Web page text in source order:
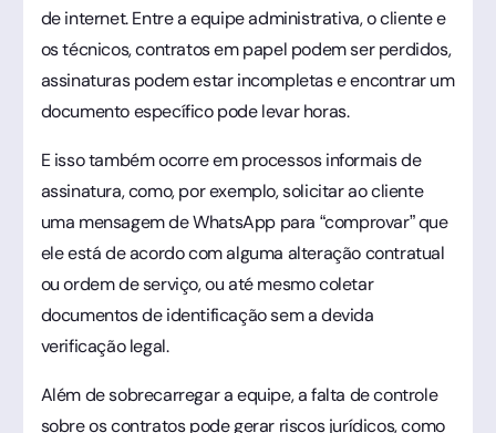
de internet. Entre a equipe administrativa, o cliente e
os técnicos, contratos em papel podem ser perdidos,
assinaturas podem estar incompletas e encontrar um
documento específico pode levar horas.
E isso também ocorre em processos informais de
assinatura, como, por exemplo, solicitar ao cliente
uma mensagem de WhatsApp para “comprovar” que
ele está de acordo com alguma alteração contratual
ou ordem de serviço, ou até mesmo coletar
documentos de identificação sem a devida
verificação legal.
Além de sobrecarregar a equipe, a falta de controle
sobre os contratos pode gerar riscos jurídicos, como